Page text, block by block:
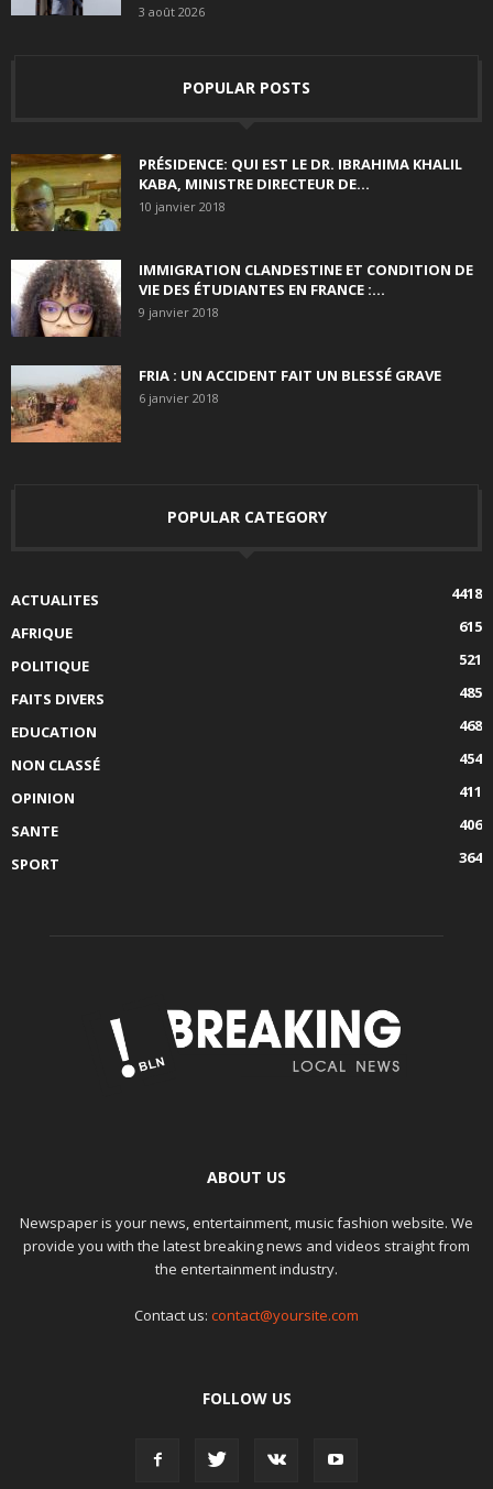
3 août 2026
POPULAR POSTS
PRÉSIDENCE: QUI EST LE DR. IBRAHIMA KHALIL
KABA, MINISTRE DIRECTEUR DE...
10 janvier 2018
IMMIGRATION CLANDESTINE ET CONDITION DE
VIE DES ÉTUDIANTES EN FRANCE :...
9 janvier 2018
FRIA : UN ACCIDENT FAIT UN BLESSÉ GRAVE
6 janvier 2018
POPULAR CATEGORY
ACTUALITES
4418
AFRIQUE
615
POLITIQUE
521
FAITS DIVERS
485
EDUCATION
468
NON CLASSÉ
454
OPINION
411
SANTE
406
SPORT
364
ABOUT US
Newspaper is your news, entertainment, music fashion website. We
provide you with the latest breaking news and videos straight from
the entertainment industry.
Contact us: contact@yoursite.com
FOLLOW US